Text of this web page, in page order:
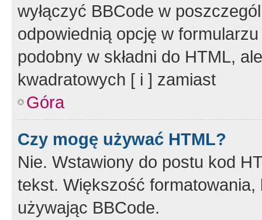
wyłączyć BBCode w
odpowiednią opcję w
podobny w składni do HTML,
kwadratowych [ i ] zamiast
Góra
Czy mogę używać HTML?
Nie. Wstawiony do postu kod
tekst. Większość
używając BBCode.